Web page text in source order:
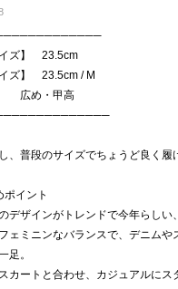
イズ】 23.5cm
イズ】 23.5cm / M
広め・甲高
、普段のサイズでちょうど良く履
ポイント
デザインがトレンドで今年らしい
ェミニンなバランスで、デニム
足。
カートと合わせ、カジュアルにス